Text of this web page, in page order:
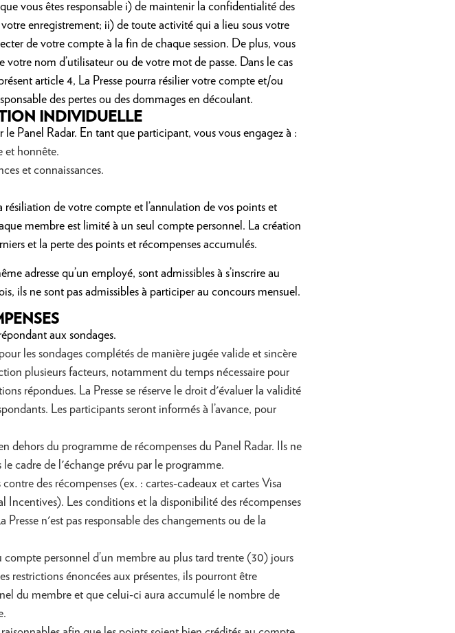
vous êtes responsable i) de maintenir la confidentialité des
enregistrement; ii) de toute activité qui a lieu sous votre
de votre compte à la fin de chaque session. De plus, vous
nom d’utilisateur ou de votre mot de passe. Dans le cas
article 4, La Presse pourra résilier votre compte et/ou
des pertes ou des dommages en découlant.
INDIVIDUELLE
Panel Radar. En tant que participant, vous vous engagez à :
et honnête.
et connaissances.
de votre compte et l’annulation de vos points et
membre est limité à un seul compte personnel. La création
et la perte des points et récompenses accumulés.
adresse qu’un employé, sont admissibles à s’inscrire au
ils ne sont pas admissibles à participer au concours mensuel.
aux sondages.
les sondages complétés de manière jugée valide et sincère
plusieurs facteurs, notamment du temps nécessaire pour
répondues. La Presse se réserve le droit d'évaluer la validité
Les participants seront informés à l’avance, pour
dehors du programme de récompenses du Panel Radar. Ils ne
le cadre de l'échange prévu par le programme.
des récompenses (ex. : cartes-cadeaux et cartes Visa
Incentives). Les conditions et la disponibilité des récompenses
n'est pas responsable des changements ou de la
compte personnel d’un membre au plus tard trente (30) jours
restrictions énoncées aux présentes, ils pourront être
du membre et que celui-ci aura accumulé le nombre de